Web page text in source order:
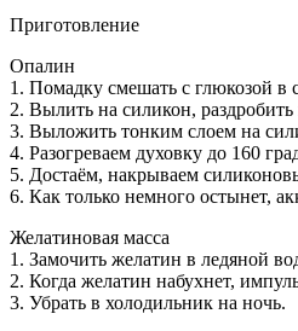
Приготовление
Опалин
1. Помадку смешать с глюкозой в
2. Вылить на силикон,
3. Выложить тонким слоем на
4. Разогреваем духовку до 160
5. Достаём, накрываем
6. Как только немного остынет,
Желатиновая масса
1. Замочить желатин в ледяной
2. Когда желатин набухнет,
3. Убрать в холодильник на ночь.